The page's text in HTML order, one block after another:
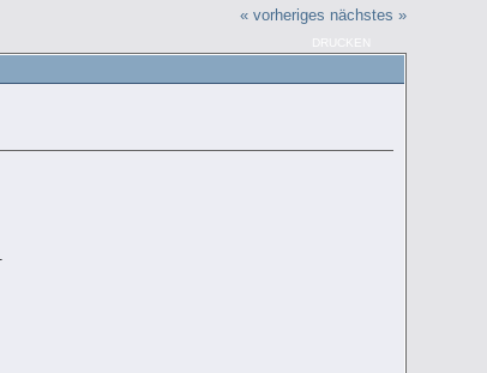
« vorheriges nächstes »
DRUCKEN